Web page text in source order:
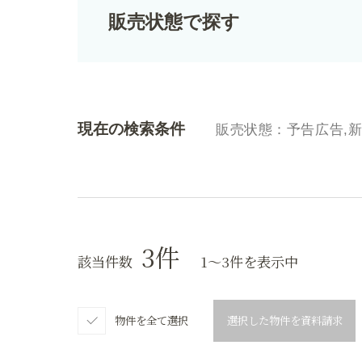
販売状態で探す
現在の検索条件 販売状態：予告広告,
該当件数 3件 1〜3件を表示中
物件を全て選択 選択した物件を資料請求